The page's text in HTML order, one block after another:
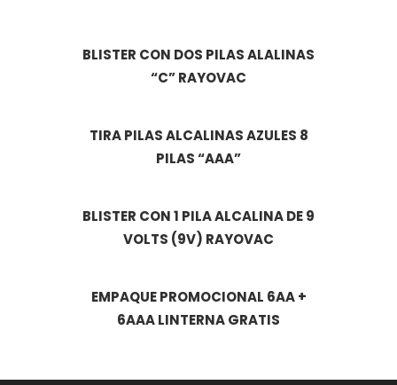
BLISTER CON DOS PILAS ALALINAS
“C” RAYOVAC
TIRA PILAS ALCALINAS AZULES 8
PILAS “AAA”
BLISTER CON 1 PILA ALCALINA DE 9
VOLTS (9V) RAYOVAC
EMPAQUE PROMOCIONAL 6AA +
6AAA LINTERNA GRATIS